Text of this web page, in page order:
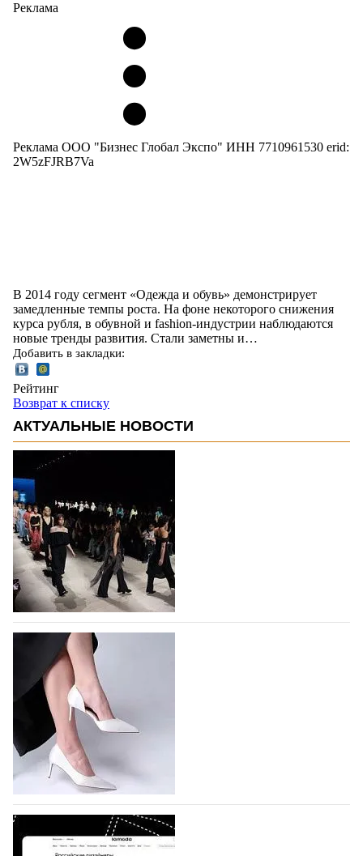
Реклама
Реклама ООО "Бизнес Глобал Экспо" ИНН 7710961530 erid:
2W5zFJRB7Va
В 2014 году сегмент «Одежда и обувь» демонстрирует
замедленные темпы роста. На фоне некоторого снижения
курса рубля, в обувной и fashion-индустрии наблюдаются
новые тренды развития. Стали заметны и…
Добавить в закладки:
Рейтинг
Возврат к списку
АКТУАЛЬНЫЕ НОВОСТИ
На участие в Московской неделе моды
подано 1047 заявок
На участие в седьмой Московской неделе моды,
которая пройдет в российской столице с 26 сентября
по 1 октября, уже подано 1047 заявок. Примерно
половину из них (494) прислали дизайнеры,
коллекции которых не были представлены в…
07.08.2026 631
BALLINA представит свои новинки на Euro
Shoes